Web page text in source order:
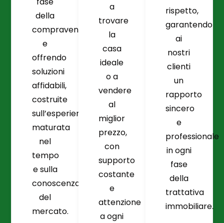
della
compravendita
e
offrendo
soluzioni
affidabili,
costruite
sull’esperienza
maturata
nel
tempo
e sulla
conoscenza
del
mercato.
a
trovare
la
casa
ideale
o a
vendere
al
miglior
prezzo,
con
supporto
costante
e
attenzione
a ogni
rispetto,
garantendo
ai
nostri
clienti
un
rapporto
sincero
e
professionale
in ogni
fase
della
trattativa
immobiliare.